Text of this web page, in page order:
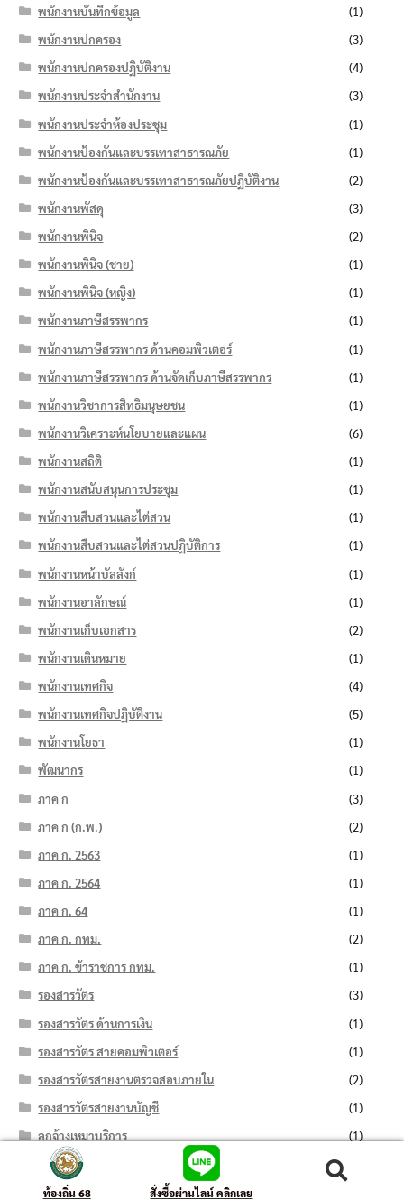
พนักงานบันทึกข้อมูล
(1)
พนักงานปกครอง
(3)
พนักงานปกครองปฏิบัติงาน
(4)
พนักงานประจำสำนักงาน
(3)
พนักงานประจำห้องประชุม
(1)
พนักงานป้องกันและบรรเทาสาธารณภัย
(1)
พนักงานป้องกันและบรรเทาสาธารณภัยปฏิบัติงาน
(2)
พนักงานพัสดุ
(3)
พนักงานพินิจ
(2)
พนักงานพินิจ (ชาย)
(1)
พนักงานพินิจ (หญิง)
(1)
พนักงานภาษีสรรพากร
(1)
พนักงานภาษีสรรพากร ด้านคอมพิวเตอร์
(1)
พนักงานภาษีสรรพากร ด้านจัดเก็บภาษีสรรพากร
(1)
พนักงานวิชาการสิทธิมนุษยชน
(1)
พนักงานวิเคราะห์นโยบายและแผน
(6)
พนักงานสถิติ
(1)
พนักงานสนับสนุนการประชุม
(1)
พนักงานสืบสวนและไต่สวน
(1)
พนักงานสืบสวนและไต่สวนปฏิบัติการ
(1)
พนักงานหน้าบัลลังก์
(1)
พนักงานอาลักษณ์
(1)
พนักงานเก็บเอกสาร
(2)
พนักงานเดินหมาย
(1)
พนักงานเทศกิจ
(4)
พนักงานเทศกิจปฏิบัติงาน
(5)
พนักงานโยธา
(1)
พัฒนากร
(1)
ภาค ก
(3)
ภาค ก (ก.พ.)
(2)
ภาค ก. 2563
(1)
ภาค ก. 2564
(1)
ภาค ก. 64
(1)
ภาค ก. กทม.
(2)
ภาค ก. ข้าราชการ กทม.
(1)
รองสารวัตร
(3)
รองสารวัตร ด้านการเงิน
(1)
รองสารวัตร สายคอมพิวเตอร์
(1)
รองสารวัตรสายงานตรวจสอบภายใน
(2)
รองสารวัตรสายงานบัญชี
(1)
ลูกจ้างเหมาบริการ
(1)
วิทยากร
วิทยากรปฏิบัติการ
ท้องถิ่น 68 สั่งซื้อผ่านไลน์ คลิกเลย